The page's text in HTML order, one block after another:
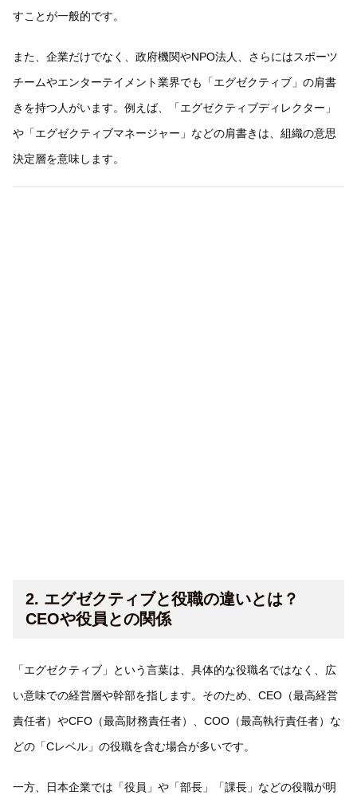
すことが一般的です。
また、企業だけでなく、政府機関やNPO法人、さらにはスポーツ
チームやエンターテイメント業界でも「エグゼクティブ」の肩書
きを持つ人がいます。例えば、「エグゼクティブディレクター」
や「エグゼクティブマネージャー」などの肩書きは、組織の意思
決定層を意味します。
2. エグゼクティブと役職の違いとは？
CEOや役員との関係
「エグゼクティブ」という言葉は、具体的な役職名ではなく、広
い意味での経営層や幹部を指します。そのため、CEO（最高経営
責任者）やCFO（最高財務責任者）、COO（最高執行責任者）な
どの「Cレベル」の役職を含む場合が多いです。
一方、日本企業では「役員」や「部長」「課長」などの役職が明